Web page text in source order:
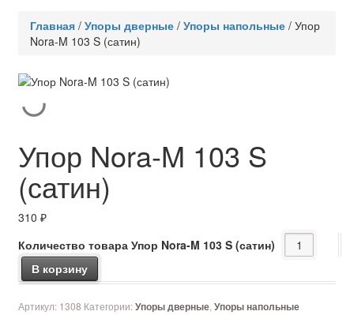
Главная / Упоры дверные / Упоры напольные / Упор
Nora-M 103 S (сатин)
Упор Nora-M 103 S
(сатин)
310 ₽
Количество товара Упор Nora-M 103 S (сатин)
В корзину
Артикул: 1308 Категории:Упоры дверные, Упоры напольные